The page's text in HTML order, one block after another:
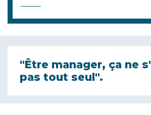
"Être manager, ça ne
pas tout seul".